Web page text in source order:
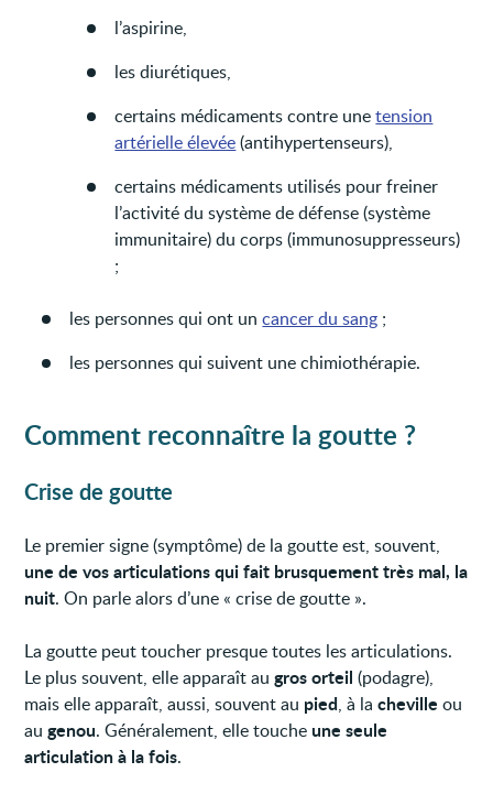
l’aspirine,
les diurétiques,
certains médicaments contre unetension
artérielle élevée(antihypertenseurs),
certains médicaments utilisés pour freiner
l’activité du système de défense (système
immunitaire) du corps (immunosuppresseurs)
;
les personnes qui ont uncancer du sang ;
les personnes qui suivent une chimiothérapie.
Comment reconnaître la goutte ?
Crise de goutte
Le premier signe (symptôme) de la goutte est, souvent,
une de vos articulations qui fait brusquement très mal, la
nuit. On parle alors d’une « crise de goutte ».
La goutte peut toucher presque toutes les articulations.
Le plus souvent, elle apparaît augros orteil (podagre),
mais elle apparaît, aussi, souvent au pied, à lachevilleou
augenou. Généralement, elle touche une seule
articulation à la fois.